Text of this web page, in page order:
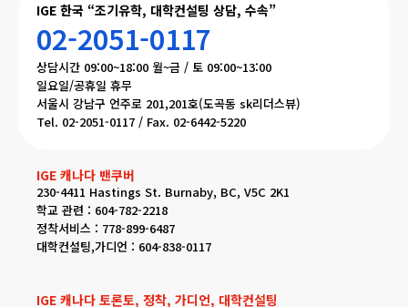
IGE 한국 “조기유학, 대학컨설팅 상담, 수속”
02-2051-0117
상담시간 09:00~18:00 월~금 / 토 09:00~13:00
일요일/공휴일 휴무
서울시 강남구 언주로 201,201호(도곡동 sk리더스뷰)
Tel. 02-2051-0117 / Fax. 02-6442-5220
IGE 캐나다 밴쿠버
230-4411 Hastings St. Burnaby, BC, V5C 2K1
학교 관련 : 604-782-2218
정착서비스 : 778-899-6487
대학컨설팅,가디언 : 604-838-0117
IGE 캐나다 토론토, 정착, 가디언, 대학컨설팅